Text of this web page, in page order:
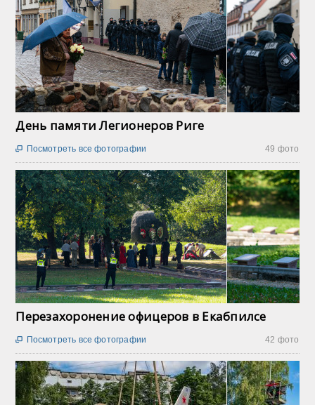
День памяти Легионеров Риге
49 фото
 Посмотреть все фотографии
Перезахоронение офицеров в Екабпилсе
42 фото
 Посмотреть все фотографии